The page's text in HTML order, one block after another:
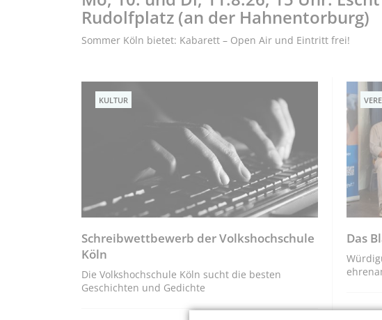
Rudolfplatz (an der Hahnentorburg)
Sommer Köln bietet: Kabarett – Open Air und Eintritt frei!
KULTUR
Schreibwettbewerb der Volkshochschule
Köln
Die Volkshochschule Köln sucht die besten
Geschichten und Gedichte
Das